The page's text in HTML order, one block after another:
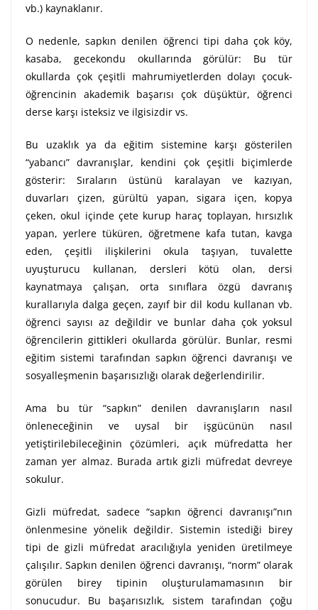
vb.) kaynaklanır.
O nedenle, sapkın denilen öğrenci tipi daha çok köy,
kasaba, gecekondu okullarında görülür: Bu tür
okullarda çok çeşitli mahrumiyetlerden dolayı çocuk-
öğrencinin akademik başarısı çok düşüktür, öğrenci
derse karşı isteksiz ve ilgisizdir vs.
Bu uzaklık ya da eğitim sistemine karşı gösterilen
“yabancı” davranışlar, kendini çok çeşitli biçimlerde
gösterir: Sıraların üstünü karalayan ve kazıyan,
duvarları çizen, gürültü yapan, sigara içen, kopya
çeken, okul içinde çete kurup haraç toplayan, hırsızlık
yapan, yerlere tüküren, öğretmene kafa tutan, kavga
eden, çeşitli ilişkilerini okula taşıyan, tuvalette
uyuşturucu kullanan, dersleri kötü olan, dersi
kaynatmaya çalışan, orta sınıflara özgü davranış
kurallarıyla dalga geçen, zayıf bir dil kodu kullanan vb.
öğrenci sayısı az değildir ve bunlar daha çok yoksul
öğrencilerin gittikleri okullarda görülür. Bunlar, resmi
eğitim sistemi tarafından sapkın öğrenci davranışı ve
sosyalleşmenin başarısızlığı olarak değerlendirilir.
Ama bu tür “sapkın” denilen davranışların nasıl
önleneceğinin ve uysal bir işgücünün nasıl
yetiştirilebileceğinin çözümleri, açık müfredatta her
zaman yer almaz. Burada artık gizli müfredat devreye
sokulur.
Gizli müfredat, sadece “sapkın öğrenci davranışı”nın
önlenmesine yönelik değildir. Sistemin istediği birey
tipi de gizli müfredat aracılığıyla yeniden üretilmeye
çalışılır. Sapkın denilen öğrenci davranışı, “norm” olarak
görülen birey tipinin oluşturulamamasının bir
sonucudur. Bu başarısızlık, sistem tarafından çoğu